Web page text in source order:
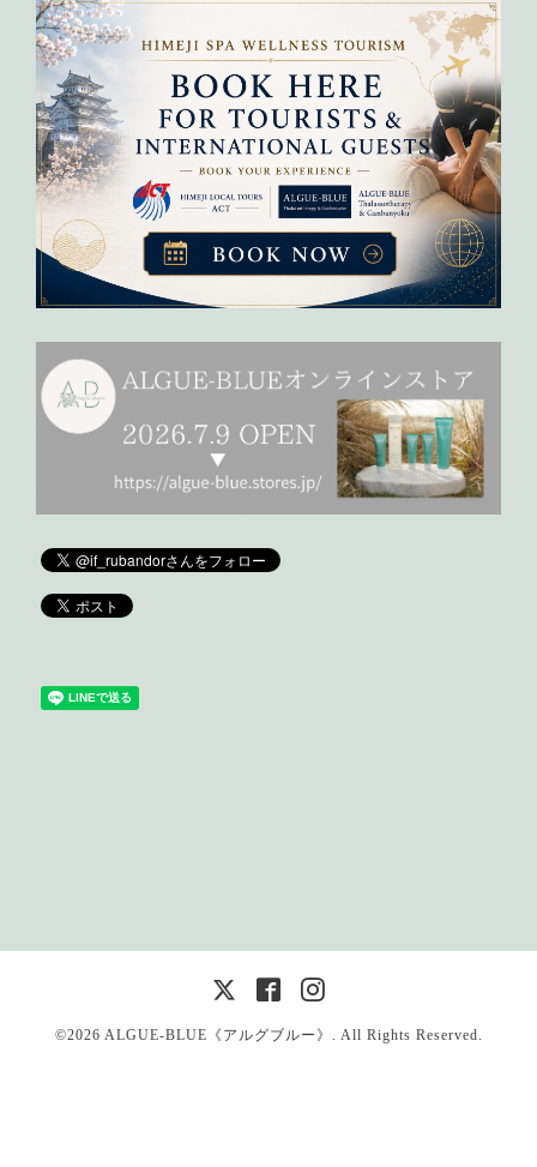
©2026 ALGUE-BLUE《アルグブルー》 . All Rights Reserved.